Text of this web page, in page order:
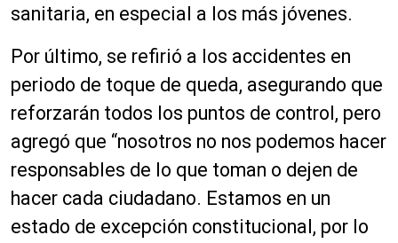
d
u
c
t
o
d
e
a
d
sanitaria, en especial a los más jóvenes.
Por último, se refirió a los accidentes en
periodo de toque de queda, asegurando que
reforzarán todos los puntos de control, pero
agregó que “nosotros no nos podemos hacer
responsables de lo que toman o dejen de
hacer cada ciudadano. Estamos en un
estado de excepción constitucional, por lo